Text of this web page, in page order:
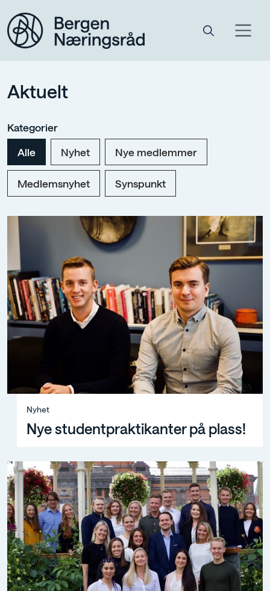
Aktuelt
Kategorier
Alle Nyhet Nye medlemmer
Medlemsnyhet Synspunkt
Nyhet
Nye studentpraktikanter på plass!